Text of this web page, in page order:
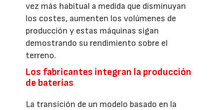
vez más habitual a medida que disminuyan
los costes, aumenten los volúmenes de
producción y estas máquinas sigan
demostrando su rendimiento sobre el
terreno.
Los fabricantes integran la producción
de baterías
La transición de un modelo basado en la